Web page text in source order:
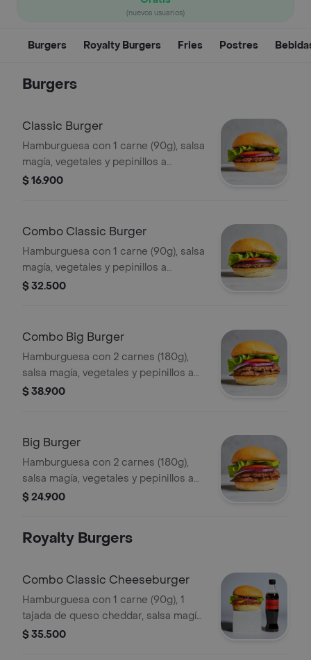
(nuevos usuarios)
Burgers Royalty Burgers Fries Postres
Burgers
Classic Burger
Hamburguesa con 1 carne (90g), salsa
magía, vegetales y pepinillos a
elección.
$ 16.900
Combo Classic Burger
Hamburguesa con 1 carne (90g), salsa
magía, vegetales y pepinillos a
elección + papas + bebida.
$ 32.500
Combo Big Burger
Hamburguesa con 2 carnes (180g),
salsa magía, vegetales y pepinillos a
elección + papas + bebida.
$ 38.900
Big Burger
Hamburguesa con 2 carnes (180g),
salsa magía, vegetales y pepinillos a
elección.
$ 24.900
Royalty Burgers
Combo Classic Cheeseburger
Hamburguesa con 1 carne (90g), 1
tajada de queso cheddar, salsa magía,
vegetales y pepinillos a elección +
$ 35.500